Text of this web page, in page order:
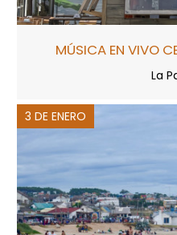
MÚSICA EN VIVO
La
3 DE ENERO